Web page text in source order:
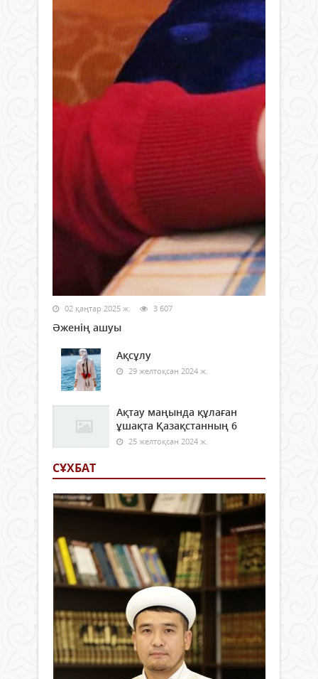
02 қаңтар 2025 ж. 3 607
Әженің ашуы
Ақсұлу
29 желтоқсан 2024 ж.
Ақтау маңында құлаған
ұшақта Қазақстанның 6
25 желтоқсан 2024 ж.
СҰХБАТ